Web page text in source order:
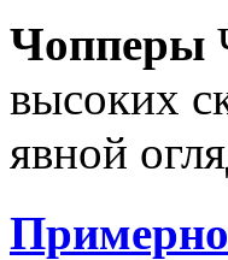
Чопперы
высоких
явной